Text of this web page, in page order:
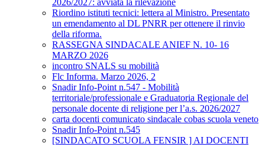
2026/2027: avviata la rilevazione
Riordino istituti tecnici: lettera al Ministro. Presentato
un emendamento al DL PNRR per ottenere il rinvio
della riforma.
RASSEGNA SINDACALE ANIEF N. 10- 16
MARZO 2026
incontro SNALS su mobilità
Flc Informa. Marzo 2026, 2
Snadir Info-Point n.547 - Mobilità
territoriale/professionale e Graduatoria Regionale del
personale docente di religione per l’a.s. 2026/2027
carta docenti comunicato sindacale cobas scuola veneto
Snadir Info-Point n.545
[SINDACATO SCUOLA FENSIR ] AI DOCENTI